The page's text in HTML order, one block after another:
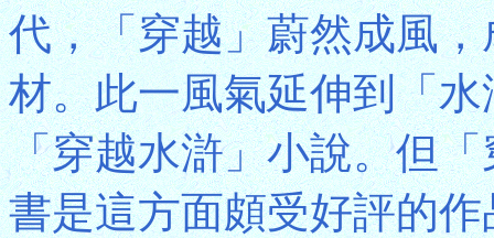
代，「穿越」蔚然成風
材。此一風氣延伸到「
「穿越水滸」小說。但
書是這方面頗受好評的